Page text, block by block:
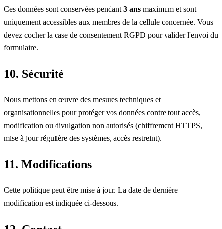
Ces données sont conservées pendant 3 ans maximum et sont
uniquement accessibles aux membres de la cellule concernée. Vous
devez cocher la case de consentement RGPD pour valider l'envoi du
formulaire.
10. Sécurité
Nous mettons en œuvre des mesures techniques et
organisationnelles pour protéger vos données contre tout accès,
modification ou divulgation non autorisés (chiffrement HTTPS,
mise à jour régulière des systèmes, accès restreint).
11. Modifications
Cette politique peut être mise à jour. La date de dernière
modification est indiquée ci-dessous.